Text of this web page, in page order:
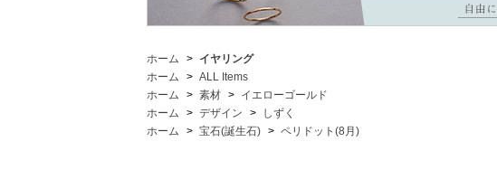
ホーム
イヤリング
ホーム
ALL Items
ホーム
素材
イエローゴールド
ホーム
デザイン
しずく
ホーム
宝石(誕生石) ペリドット(8月)